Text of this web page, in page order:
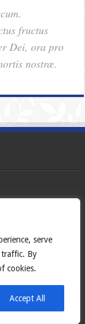
serve
traffic. By
cookies.
Accept All
fructus
Dei, ora pro
nostræ.